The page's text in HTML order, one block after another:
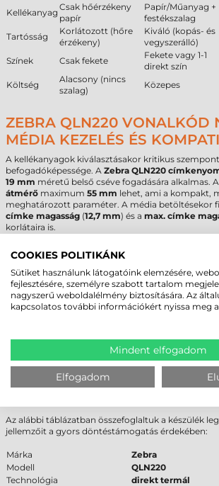
Kellékanyag
Csak hőérzékeny
papír
Papír/Műanyag +
festékszalag
Tartósság
Korlátozott (hőre
érzékeny)
Kiváló (kopás- és
vegyszerálló)
Színek Csak fekete
Fekete vagy 1-1
direkt szín
Költség
Alacsony (nincs
szalag)
Közepes
ZEBRA QLN220 VONALKÓD
MÉDIA KEZELÉS ÉS
A kellékanyagok kiválasztásakor kritikus
befogadóképessége. A Zebra QLN220
19 mm méretű belső cséve fogadására alkalmas. A
átmérő maximum 55 mm lehet, ami a kompakt,
meghatározott paraméter. A média betöltésekor
címke magasság (12,7 mm) és a max. címke
korlátaira is.
készülékben transzmisszívés
megtalálható, a címkeérzékelő típusa pedig
rendszer lehetővé teszi a különféle (lyukasztott
hordozók pontos pozicionálását.
A nyomtatható címke típusok közé tartozik a
korlátok miatt amax. nyomtatási szélesség 48
készítésekor figyelembe kell venni a margók
ZEBRA QLN220
Az alábbi táblázatban összefoglaltuk a készülék
jellemzőit a gyors döntéstámogatás érdekében:
Márka
Zebra
Modell
QLN220
Technológia
direkt termál
COOKIES POLITIKÁNK
Sütiket használunk látogatóink elemzésére,
fejlesztésére, személyre szabott tartalom
nagyszerű weboldalélmény biztosítására. Az
kapcsolatos további információkért nyissa meg
Mindent elfogadom
Elfogadom